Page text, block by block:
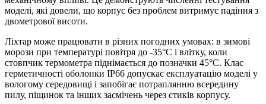
моделі, які довели, що корпус без проблем витримує падіння з
двометрової висоти.
Ліхтар може працювати в різних погодних умовах: в зимові
морози при температурі повітря до -35°C і влітку, коли
стовпчик термометра піднімається до позначки 45°C. Клас
герметичності оболонки IP66 допускає експлуатацію моделі у
вологому середовищі і запобігає потраплянню всередину
пилу, піщинок та інших засмічень через стиків корпусу.